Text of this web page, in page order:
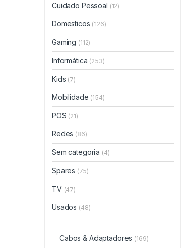
Cuidado Pessoal (12)
Domesticos (126)
Gaming (112)
Informática (253)
Kids (7)
Mobilidade (154)
POS (21)
Redes (86)
Sem categoria (4)
Spares (75)
TV (47)
Usados (48)
Cabos & Adaptadores (169)